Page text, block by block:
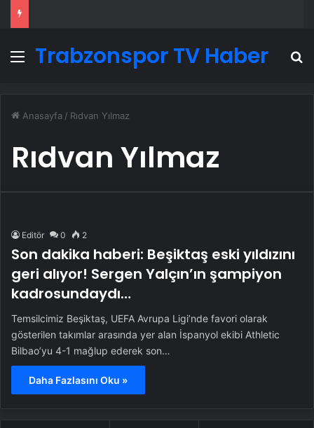
Menü
Trabzonspor TV Haber
Anasayfa / Rıdvan Yılmaz
Rıdvan Yılmaz
Editör 0 2
Son dakika haberi: Beşiktaş eski yıldızını
geri alıyor! Sergen Yalçın’ın şampiyon
kadrosundaydı…
Temsilcimiz Beşiktaş, UEFA Avrupa Ligi’nde favori olarak
gösterilen takımlar arasında yer alan İspanyol ekibi Athletic
Bilbao’yu 4-1 mağlup ederek son…
Daha Fazlasını Oku »